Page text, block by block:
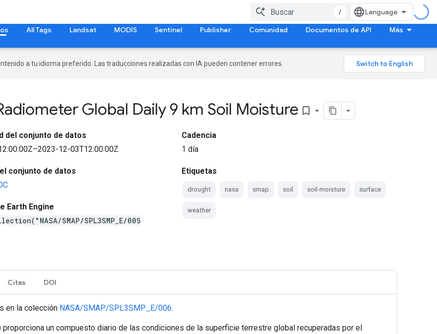
/
All Tags Landsat MODIS Sentinel Publisher Comunidad Documentos de API Más
a tu idioma preferido. Las traducciones realizadas con IA pueden contener errores.
Global Daily 9 km Soil Moisture bookmark_border
del conjunto de datos
12-03T12:00:00Z
conjunto de datos
Earth Engine
SMAP/SPL3SMP_E/005
Cadencia
1 día
Etiquetas
drought nasa smap soil soil-moisture surface
weather
Citas DOI
en la colección NASA/SMAP/SPL3SMP_E/006.
un compuesto diario de las condiciones de la superficie terrestre global recuperadas por el